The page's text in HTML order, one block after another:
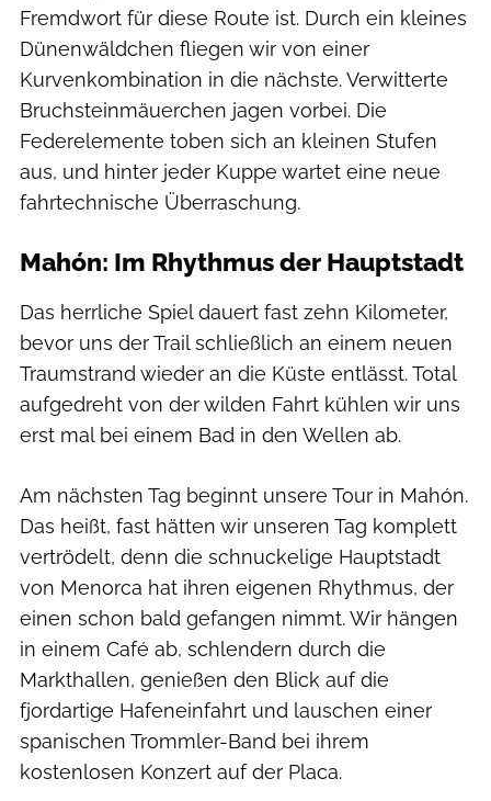
Fremdwort für diese Route ist. Durch ein kleines
Dünenwäldchen fliegen wir von einer
Kurvenkombination in die nächste. Verwitterte
Bruchsteinmäuerchen jagen vorbei. Die
Federelemente toben sich an kleinen Stufen
aus, und hinter jeder Kuppe wartet eine neue
fahrtechnische Überraschung.
Mahón: Im Rhythmus der Hauptstadt
Das herrliche Spiel dauert fast zehn Kilometer,
bevor uns der Trail schließlich an einem neuen
Traumstrand wieder an die Küste entlässt. Total
aufgedreht von der wilden Fahrt kühlen wir uns
erst mal bei einem Bad in den Wellen ab.
Am nächsten Tag beginnt unsere Tour in Mahón.
Das heißt, fast hätten wir unseren Tag komplett
vertrödelt, denn die schnuckelige Hauptstadt
von Menorca hat ihren eigenen Rhythmus, der
einen schon bald gefangen nimmt. Wir hängen
in einem Café ab, schlendern durch die
Markthallen, genießen den Blick auf die
fjordartige Hafeneinfahrt und lauschen einer
spanischen Trommler-Band bei ihrem
kostenlosen Konzert auf der Placa.